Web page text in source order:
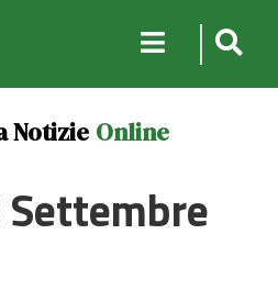
Notizie Online
Settembre